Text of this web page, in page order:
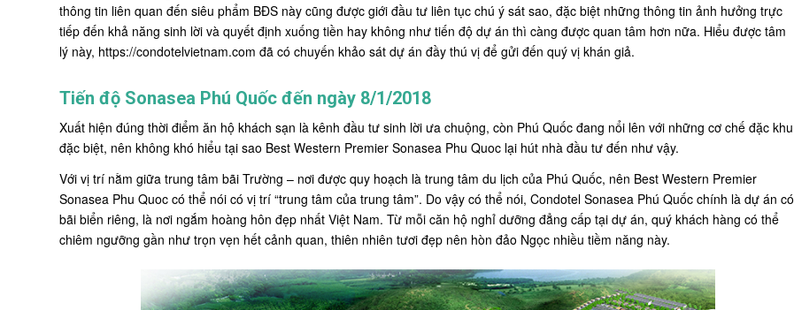
thông tin liên quan đến siêu phẩm BĐS này cũng được giới đầu tư liên tục chú ý sát sao, đặc biệt những thông tin ảnh hưởng trực
tiếp đến khả năng sinh lời và quyết định xuống tiền hay không như tiến độ dự án thì càng được quan tâm hơn nữa. Hiểu được tâm
lý này, https://condotelvietnam.com đã có chuyến khảo sát dự án đầy thú vị để gửi đến quý vị khán giả.
Tiến độ Sonasea Phú Quốc đến ngày 8/1/2018
Xuất hiện đúng thời điểm ăn hộ khách sạn là kênh đầu tư sinh lời ưa chuộng, còn Phú Quốc đang nổi lên với những cơ chế đặc khu
đặc biệt, nên không khó hiểu tại sao Best Western Premier Sonasea Phu Quoc lại hút nhà đầu tư đến như vậy.
Với vị trí nằm giữa trung tâm bãi Trường – nơi được quy hoạch là trung tâm du lịch của Phú Quốc, nên Best Western Premier
Sonasea Phu Quoc có thể nói có vị trí “trung tâm của trung tâm”. Do vậy có thể nói, Condotel Sonasea Phú Quốc chính là dự án có
bãi biển riêng, là nơi ngắm hoàng hôn đẹp nhất Việt Nam. Từ mỗi căn hộ nghỉ dưỡng đẳng cấp tại dự án, quý khách hàng có thể
chiêm ngưỡng gần như trọn vẹn hết cảnh quan, thiên nhiên tươi đẹp nên hòn đảo Ngọc nhiều tiềm năng này.